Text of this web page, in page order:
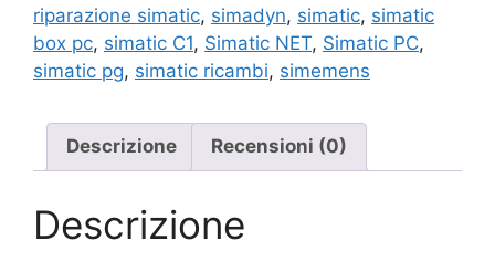
riparazione simatic, simadyn, simatic, simatic
box pc, simatic C1, Simatic NET, Simatic PC,
simatic pg, simatic ricambi, simemens
Descrizione Recensioni (0)
Descrizione